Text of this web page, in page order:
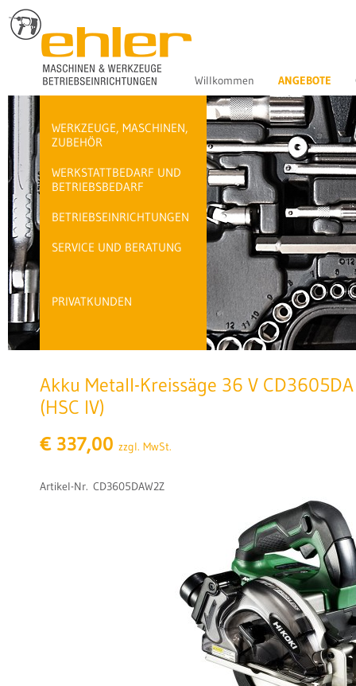
WERKZEUGE, MASCHINEN,
ZUBEHÖR
WERKSTATTBEDARF UND
BETRIEBSBEDARF
BETRIEBSEINRICHTUNGEN
SERVICE UND BERATUNG
PRIVATKUNDEN
Akku Metall-Kreissäge 36 V CD3605DA
(HSC IV)
€ 337,00 zzgl. MwSt.
Artikel-Nr. CD3605DAW2Z
ANGEBOTE
Willkommen